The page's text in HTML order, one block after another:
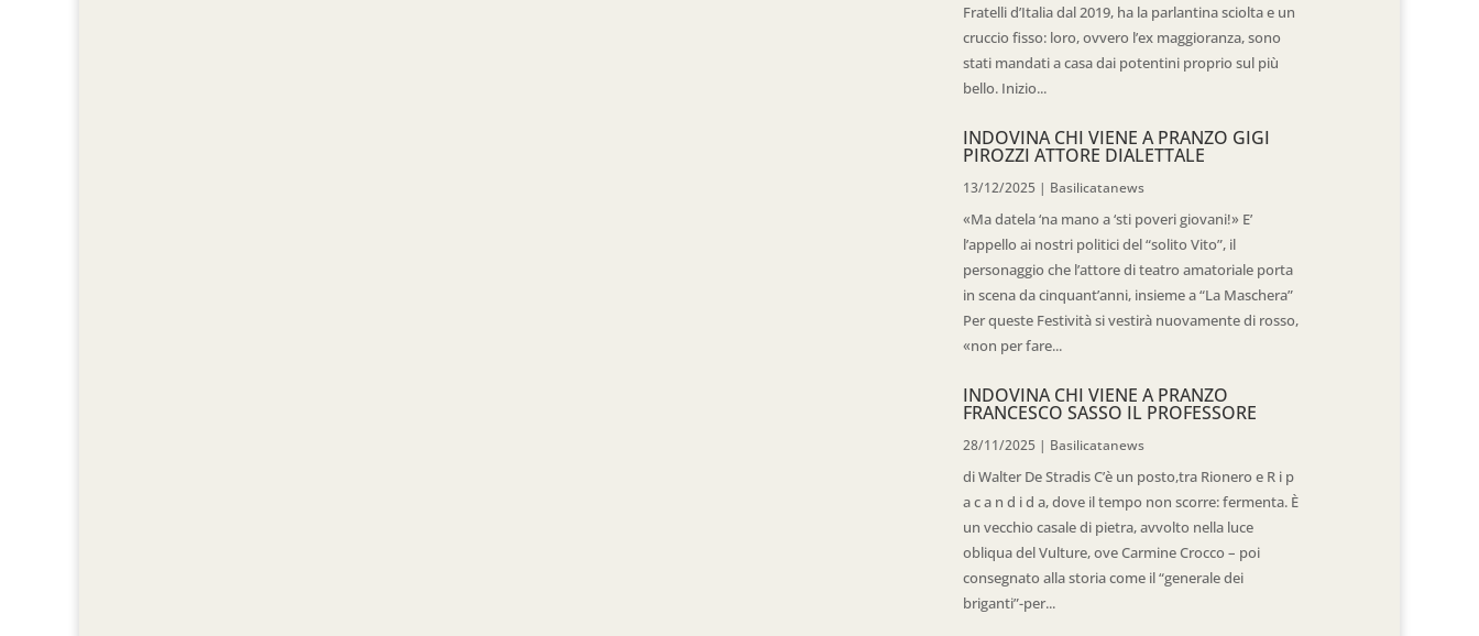
Fratelli d’Italia dal 2019, ha la parlantina sciolta e un
cruccio fisso: loro, ovvero l’ex maggioranza, sono
stati mandati a casa dai potentini proprio sul più
bello. Inizio...
INDOVINA CHI VIENE A PRANZO GIGI
PIROZZI ATTORE DIALETTALE
13/12/2025 | Basilicatanews
«Ma datela ‘na mano a ‘sti poveri giovani!» E’
l’appello ai nostri politici del “solito Vito”, il
personaggio che l’attore di teatro amatoriale porta
in scena da cinquant’anni, insieme a “La Maschera”
Per queste Festività si vestirà nuovamente di rosso,
«non per fare...
INDOVINA CHI VIENE A PRANZO
FRANCESCO SASSO IL PROFESSORE
28/11/2025 | Basilicatanews
di Walter De Stradis C’è un posto,tra Rionero e R i p
a c a n d i d a, dove il tempo non scorre: fermenta. È
un vecchio casale di pietra, avvolto nella luce
obliqua del Vulture, ove Carmine Crocco – poi
consegnato alla storia come il “generale dei
briganti”-per...